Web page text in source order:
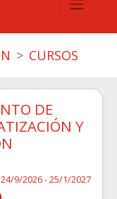
CURSOS
DE
Y
24/9/2026 - 25/1/2027